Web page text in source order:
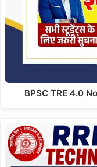
BPSC TRE 4.0